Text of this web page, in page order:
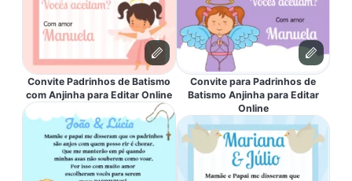
Convite Padrinhos de Batismo
com Anjinha para Editar Online
Convite para Padrinhos de
Batismo Anjinha para Editar
Online